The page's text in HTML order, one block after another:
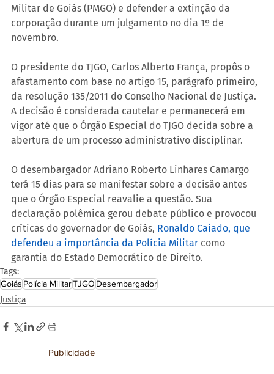
Militar de Goiás (PMGO) e defender a extinção da
corporação durante um julgamento no dia 1º de
novembro.
O presidente do TJGO, Carlos Alberto França, propôs o
afastamento com base no artigo 15, parágrafo primeiro,
da resolução 135/2011 do Conselho Nacional de Justiça.
A decisão é considerada cautelar e permanecerá em
vigor até que o Órgão Especial do TJGO decida sobre a
abertura de um processo administrativo disciplinar.
O desembargador Adriano Roberto Linhares Camargo
terá 15 dias para se manifestar sobre a decisão antes
que o Órgão Especial reavalie a questão. Sua
declaração polêmica gerou debate público e provocou
críticas do governador de Goiás, Ronaldo Caiado, que
defendeu a importância da Polícia Militar como
garantia do Estado Democrático de Direito.
Tags:
Goiás Polícia MilitarTJGO Desembargador
Justiça
Publicidade